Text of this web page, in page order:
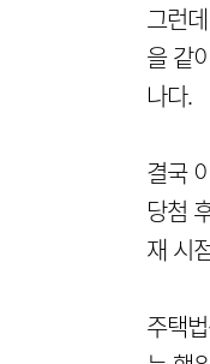
그런
을 같
나다.
결국
당첨
재 시
주택